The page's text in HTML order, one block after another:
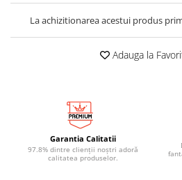
La achizitionarea acestui produs
Adauga la
Garantia Calitatii
97.8% dintre clienții noștri adoră
calitatea produselor.